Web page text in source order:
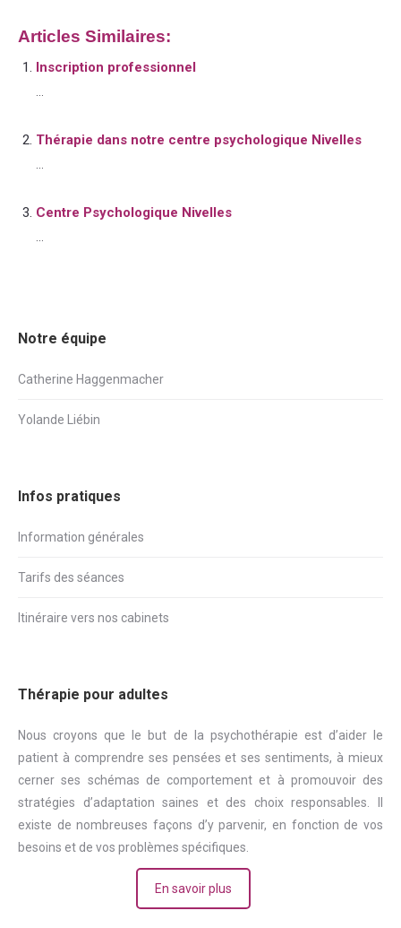
Articles Similaires:
Inscription professionnel
Thérapie dans notre centre psychologique Nivelles
Centre Psychologique Nivelles
Notre équipe
Catherine Haggenmacher
Yolande Liébin
Infos pratiques
Information générales
Tarifs des séances
Itinéraire vers nos cabinets
Thérapie pour adultes
Nous croyons que le but de la psychothérapie est d’aider le
patient à comprendre ses pensées et ses sentiments, à mieux
cerner ses schémas de comportement et à promouvoir des
stratégies d’adaptation saines et des choix responsables. Il
existe de nombreuses façons d’y parvenir, en fonction de vos
besoins et de vos problèmes spécifiques.
En savoir plus